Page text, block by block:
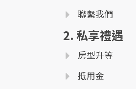
聯繫我們
2. 私享禮遇
房型升等
抵用金